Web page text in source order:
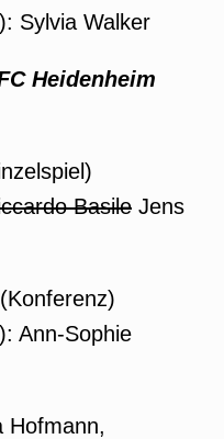
): Sylvia Walker
Heidenheim
Basile Jens
): Ann-Sophie
Hofmann,